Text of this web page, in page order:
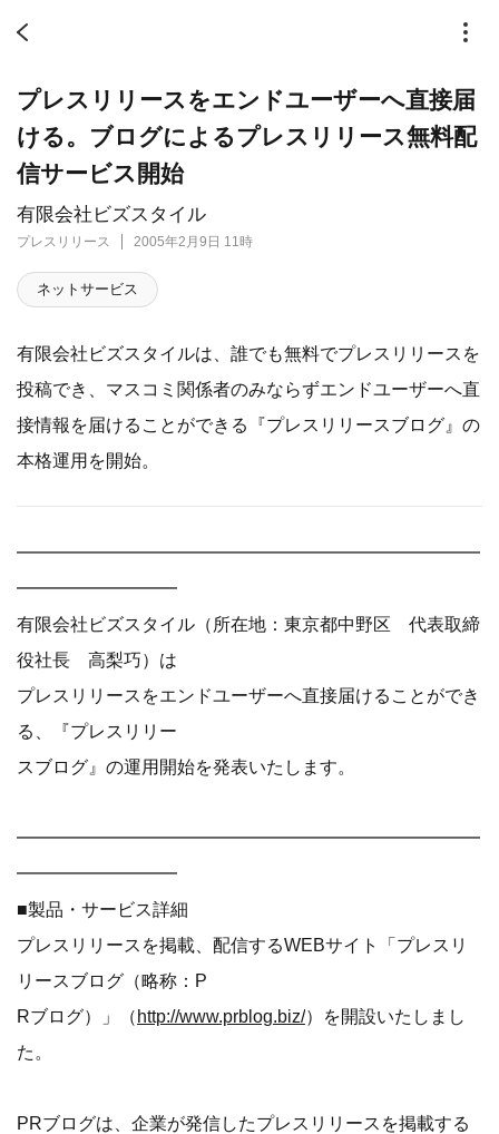
有限会社ビズスタイル
プレスリリース 2005年2月9日 11時
プレスリリースをエンドユーザーへ直接届
ける。ブログによるプレスリリース無料配
信サービス開始
ネットサービス
有限会社ビズスタイルは、誰でも無料でプレスリリースを
投稿でき、マスコミ関係者のみならずエンドユーザーへ直
接情報を届けることができる『プレスリリースブログ』の
本格運用を開始。
━━━━━━━━━━━━━━━━━━━━━━━━━━
━━━━━━━━━
有限会社ビズスタイル（所在地：東京都中野区 代表取締
役社長 高梨巧）は
プレスリリースをエンドユーザーへ直接届けることができ
る、『プレスリリー
スブログ』の運用開始を発表いたします。
━━━━━━━━━━━━━━━━━━━━━━━━━━
━━━━━━━━━
■製品・サービス詳細
プレスリリースを掲載、配信するWEBサイト「プレスリ
リースブログ（略称：P
Rブログ）」（http://www.prblog.biz/）を開設いたしまし
た。
PRブログは、企業が発信したプレスリリースを掲載する